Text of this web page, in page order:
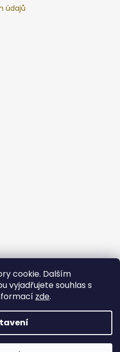
cookie. Dalším
vyjadřujete souhlas s
zde.
údajů
. Všechna práva